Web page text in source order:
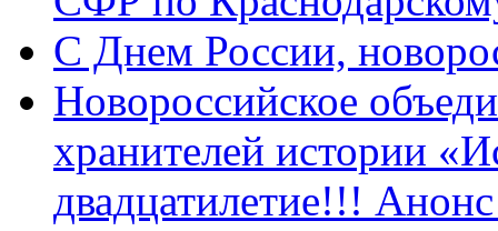
C Днем России,
Новороссийское
хранителей истории
двадцатилетие!!!